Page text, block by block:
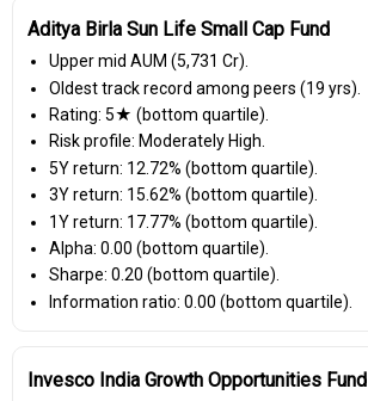
Aditya Birla Sun Life Small Cap Fund
Upper mid AUM (₹5,731 Cr).
Oldest track record among peers (19 yrs).
Rating: 5★ (bottom quartile).
Risk profile: Moderately High.
5Y return: 12.72% (bottom quartile).
3Y return: 15.62% (bottom quartile).
1Y return: 17.77% (bottom quartile).
Alpha: 0.00 (bottom quartile).
Sharpe: 0.20 (bottom quartile).
Information ratio: 0.00 (bottom quartile).
Invesco India Growth Opportunities Fund